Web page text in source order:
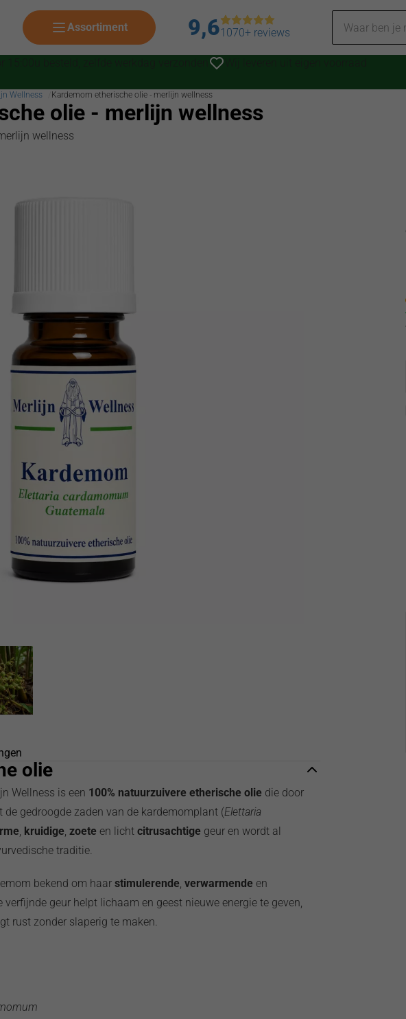
Assortiment 9,61070+ reviews
Wellness Kardemom etherische olie - merlijn wellness
olie - merlijn wellness
wellness
olie
Wellness is een 100% natuurzuivere etherische olie die door
gedroogde zaden van de kardemomplant (Elettaria
, kruidige, zoete en licht citrusachtige geur en wordt al
traditie.
bekend om haar stimulerende, verwarmende en
verfijnde geur helpt lichaam en geest nieuwe energie te geven,
rust zonder slaperig te maken.